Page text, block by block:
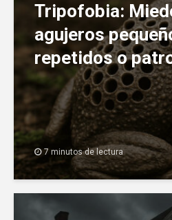
Tripofobia:
agujeros
repetidos o
7 minutos de lectura